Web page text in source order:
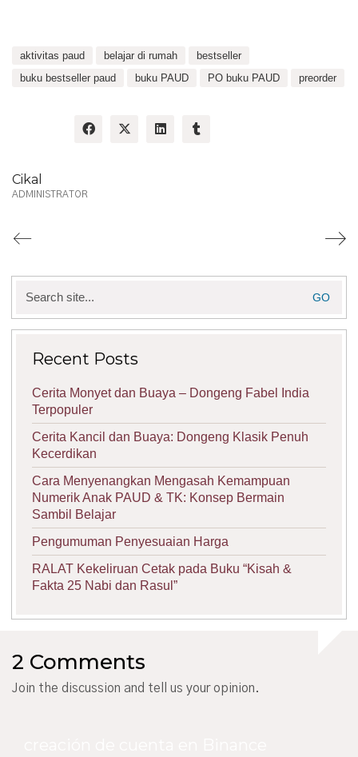
aktivitas paud belajar di rumah
bestseller
buku bestseller paud
buku PAUD PO buku PAUD preorder
Cikal
ADMINISTRATOR
for:
Recent Posts
Cerita Monyet dan Buaya – Dongeng Fabel India
Terpopuler
Cerita Kancil dan Buaya: Dongeng Klasik Penuh
Kecerdikan
Cara Menyenangkan Mengasah Kemampuan
Numerik Anak PAUD & TK: Konsep Bermain
Sambil Belajar
Pengumuman Penyesuaian Harga
RALAT Kekeliruan Cetak pada Buku “Kisah &
Fakta 25 Nabi dan Rasul”
2 Comments
Join the discussion and tell us your opinion.